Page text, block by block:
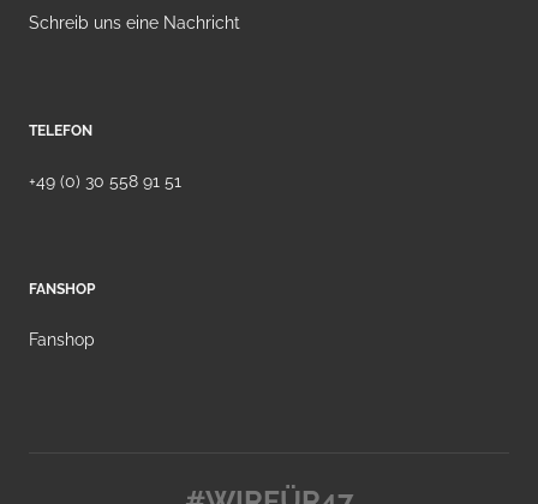
Schreib uns eine Nachricht
TELEFON
+49 (0) 30 558 91 51
FANSHOP
Fanshop